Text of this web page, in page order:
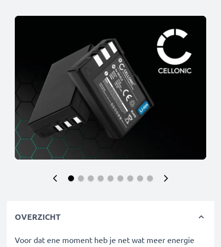
OVERZICHT
Voor dat ene moment heb je net wat meer energie